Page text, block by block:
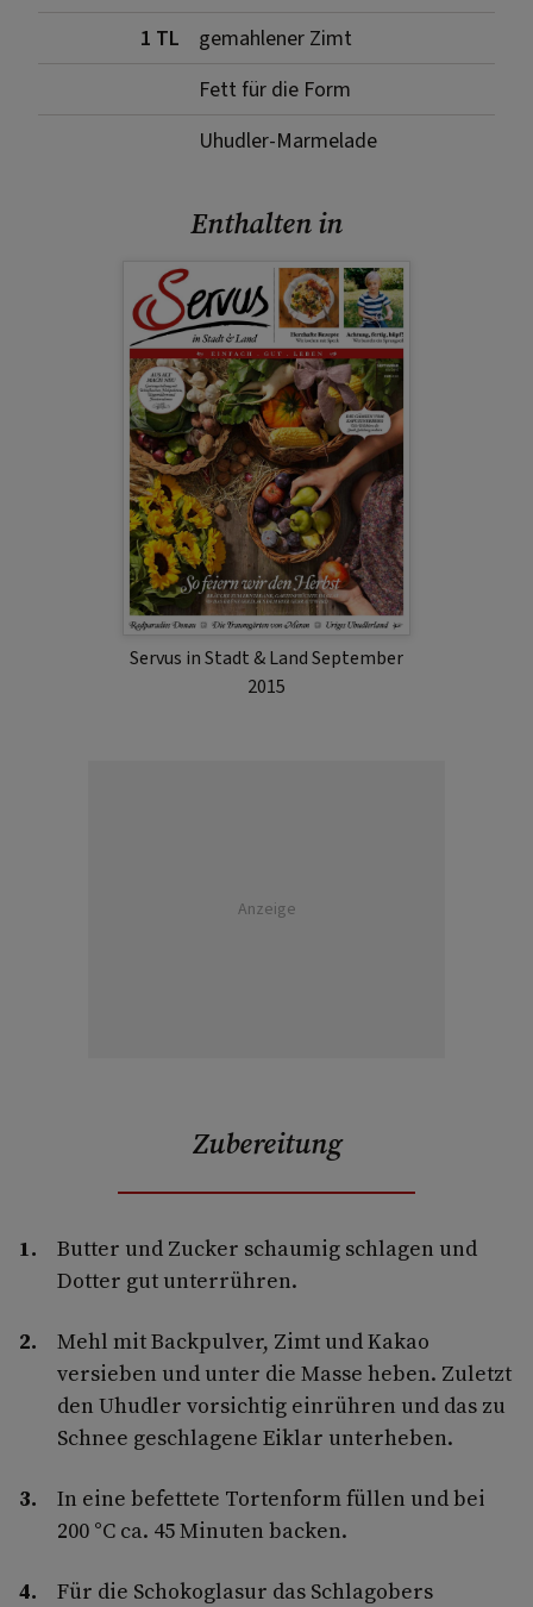
1 TL
gemahlener Zimt
Fett für die Form
Uhudler-Marmelade
Enthalten in
Servus in Stadt & Land September
2015
Anzeige
Zubereitung
Butter und Zucker schaumig schlagen und
Dotter gut unterrühren.
Mehl mit Backpulver, Zimt und Kakao
versieben und unter die Masse heben. Zuletzt
den Uhudler vorsichtig einrühren und das zu
Schnee geschlagene Eiklar unterheben.
In eine befettete Tortenform füllen und bei
200 °C ca. 45 Minuten backen.
Für die Schokoglasur das Schlagobers